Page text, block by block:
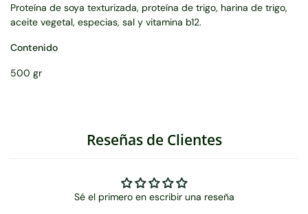
Proteína de soya texturizada, proteína de trigo, harina de trigo,
aceite vegetal, especias, sal y vitamina b12.
Contenido
500 gr
Reseñas de Clientes
Sé el primero en escribir una reseña